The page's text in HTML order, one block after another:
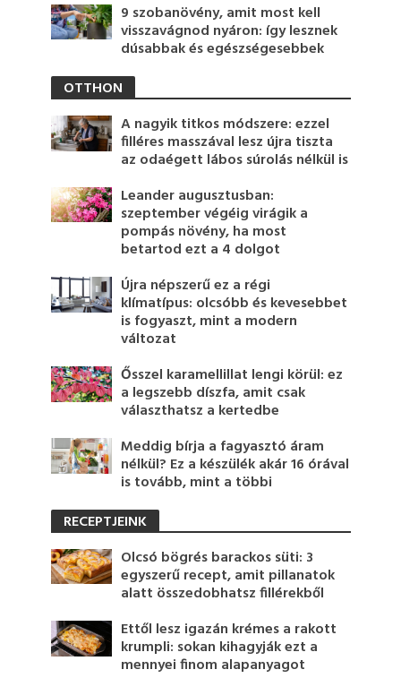
9 szobanövény, amit most kell
visszavágnod nyáron: így lesznek
dúsabbak és egészségesebbek
OTTHON
A nagyik titkos módszere: ezzel
filléres masszával lesz újra tiszta
az odaégett lábos súrolás nélkül is
Leander augusztusban:
szeptember végéig virágik a
pompás növény, ha most
betartod ezt a 4 dolgot
Újra népszerű ez a régi
klímatípus: olcsóbb és kevesebbet
is fogyaszt, mint a modern
változat
Ősszel karamellillat lengi körül: ez
a legszebb díszfa, amit csak
választhatsz a kertedbe
Meddig bírja a fagyasztó áram
nélkül? Ez a készülék akár 16 órával
is tovább, mint a többi
RECEPTJEINK
Olcsó bögrés barackos süti: 3
egyszerű recept, amit pillanatok
alatt összedobhatsz fillérekből
Ettől lesz igazán krémes a rakott
krumpli: sokan kihagyják ezt a
mennyei finom alapanyagot